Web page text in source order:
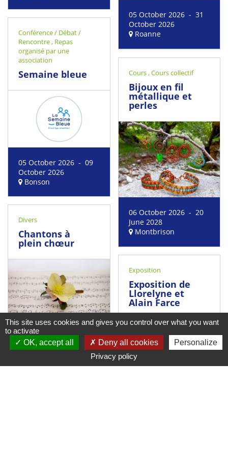
05 October 2026 - 31
October 2026
Roanne
Conférence / Débat /
Rencontre, Repas
organisé par une
association
Semaine bleue
05 October 2026 - 09
October 2026
Bonson
Cours,Cours collectif
Bijoux en fil
métallique et
perles
06 October 2026 - 20
June 2028
Montbrison
Divers
Chantons à
plein chœur
06 October 2026 - 20
June 2028
Exposition
Exposition de
Llorelyne et
Alain Farce
06 October 2026 - 24
October 2026
Villars
This site uses cookies and gives you control over what you want
to activate
OK, accept all
Deny all cookies
Personalize
Privacy policy